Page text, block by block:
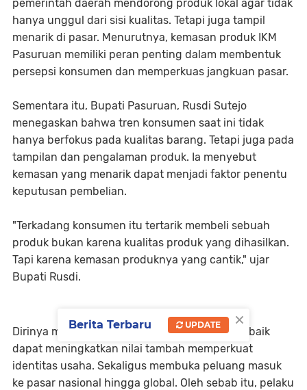
pemerintah daerah mendorong produk lokal agar tidak
hanya unggul dari sisi kualitas. Tetapi juga tampil
menarik di pasar. Menurutnya, kemasan produk IKM
Pasuruan memiliki peran penting dalam membentuk
persepsi konsumen dan memperkuas jangkuan pasar.
Sementara itu, Bupati Pasuruan, Rusdi Sutejo
menegaskan bahwa tren konsumen saat ini tidak
hanya berfokus pada kualitas barang. Tetapi juga pada
tampilan dan pengalaman produk. Ia menyebut
kemasan yang menarik dapat menjadi faktor penentu
keputusan pembelian.
"Terkadang konsumen itu tertarik membeli sebuah
produk bukan karena kualitas produk yang dihasilkan.
Tapi karena kemasan produknya yang cantik," ujar
Bupati Rusdi.
Dirinya menambahkan, bahwa kemasan yang baik
dapat meningkatkan nilai tambah memperkuat
identitas usaha. Sekaligus membuka peluang masuk
ke pasar nasional hingga global. Oleh sebab itu, pelaku
×
Berita Terbaru UPDATE